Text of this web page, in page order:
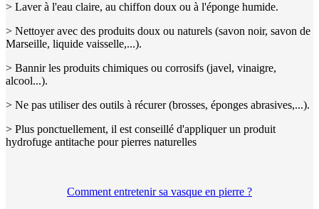
> Laver à l'eau claire, au chiffon doux ou à l'éponge humide.
> Nettoyer avec des produits doux ou naturels (savon noir, savon de
Marseille, liquide vaisselle,...).
> Bannir les produits chimiques ou corrosifs (javel, vinaigre,
alcool...).
> Ne pas utiliser des outils à récurer (brosses, éponges abrasives,...).
> Plus ponctuellement, il est conseillé d'appliquer un produit
hydrofuge antitache pour pierres naturelles
Comment entretenir sa vasque en pierre ?